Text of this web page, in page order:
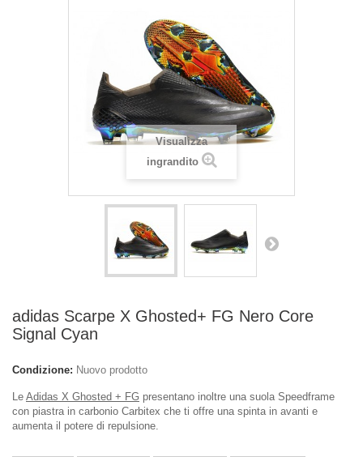
Visualizza
ingrandito
adidas Scarpe X Ghosted+ FG Nero Core
Signal Cyan
Condizione: Nuovo prodotto
Le Adidas X Ghosted + FG presentano inoltre una suola Speedframe
con piastra in carbonio Carbitex che ti offre una spinta in avanti e
aumenta il potere di repulsione.